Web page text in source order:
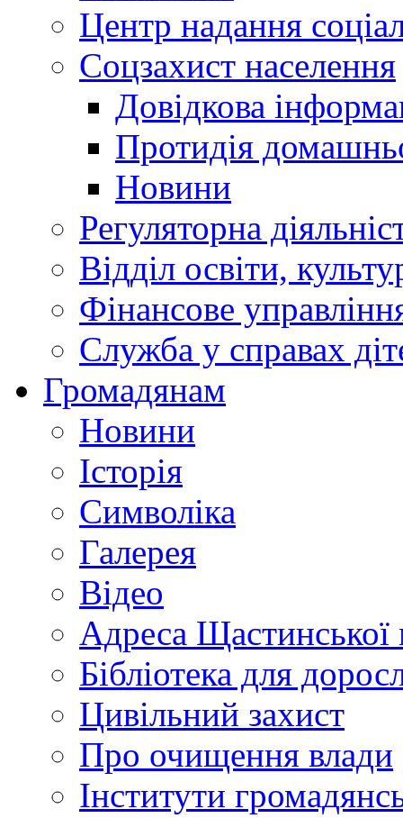
Центр надання
Соцзахист населення
Довідкова
Протидія
Новини
Регуляторна
Відділ освіти,
Фінансове
Служба у справах
Громадянам
Новини
Історія
Символіка
Галерея
Відео
Адреса Щастинської
Бібліотека для
Цивільний захист
Про очищення влади
Інститути